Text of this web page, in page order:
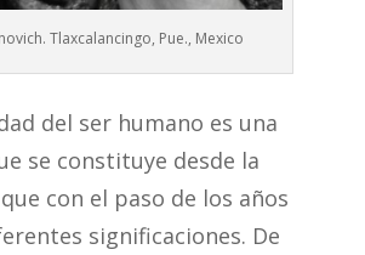
Tlaxcalancingo, Pue., Mexico
del ser humano es una
se constituye desde la
con el paso de los años
significaciones. De